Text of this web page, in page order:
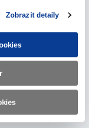
Zobrazit detaily
26/05
19/05